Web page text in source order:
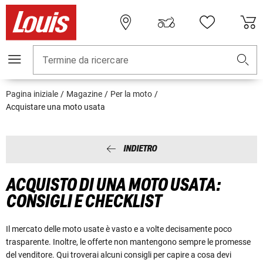
Termine da ricercare
Pagina iniziale Magazine
Per la moto
Acquistare una moto usata
INDIETRO
ACQUISTO DI UNA MOTO USATA:
CONSIGLI E CHECKLIST
Il mercato delle moto usate è vasto e a volte decisamente poco
trasparente. Inoltre, le offerte non mantengono sempre le promesse
del venditore. Qui troverai alcuni consigli per capire a cosa devi